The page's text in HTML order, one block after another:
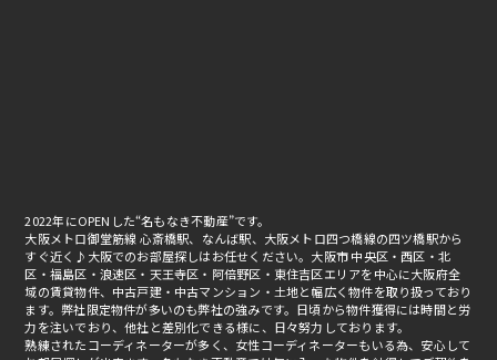
2022年にOPENした“名もなき不動産”です。
大阪メトロ御堂筋線 心斎橋駅、なんば駅、大阪メトロ四つ橋線の四ツ橋駅から
すぐ近く♪大阪でのお部屋探しはお任せください。大阪市 中央区・西区・北
区・福島区・浪速区・天王寺区・阿倍野区・東住吉区エリアを中心に大阪府全
域の賃貸物件、中古戸建・中古マンション・土地と幅広く物件を取り扱っており
ます。弊社限定物件が多いのも弊社の強みです。日頃から物件獲得には時間と労
力を注いでおり、他社と差別化できる様に、日々努力しております。
熟練されたコーディネーターが多く、女性コーディネーターもいる為、安心して